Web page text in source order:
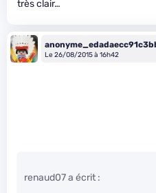
très clair…
Le 26/08/2015 à 16h42
renaud07 a écrit :